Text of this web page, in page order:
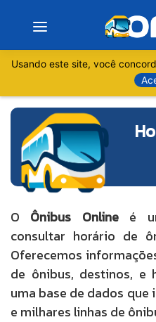
Sobre
Minas Gerais
São Paulo
Rio de Janeiro
Espírito Santo
Paraná
Usando este site, você
O Ônibus Onlineé
consultar horário de
Oferecemos
de ônibus, destinos, e
uma base de dados que
e milhares linhas de